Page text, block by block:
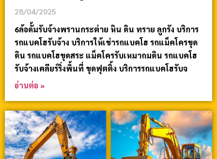
28/04/2025
6ล้อดั้มรับจ้างพรานกระต่าย หิน ดิน ทราย ลูกรัง บริการ
รถแบคโฮรับจ้าง บริการให้เช่ารถแบคโฮ รถแม็คโครขุด
ดิน รถแบคโฮขุดสระ แม็คโครรับเหมาถมดิน รถแบคโฮ
รับจ้างเคลียร์ริ่งพื้นที่ ขุดฟุตติ้ง บริการรถแบคโฮรับจ
อ่านต่อ »